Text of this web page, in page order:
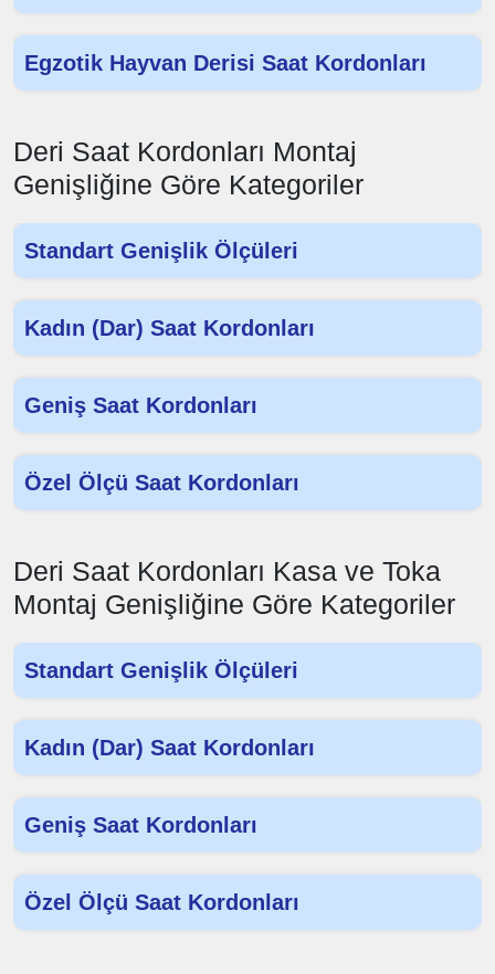
Egzotik Hayvan Derisi Saat Kordonları
Deri Saat Kordonları Montaj
Genişliğine Göre Kategoriler
Standart Genişlik Ölçüleri
Kadın (Dar) Saat Kordonları
Geniş Saat Kordonları
Özel Ölçü Saat Kordonları
Deri Saat Kordonları Kasa ve Toka
Montaj Genişliğine Göre Kategoriler
Standart Genişlik Ölçüleri
Kadın (Dar) Saat Kordonları
Geniş Saat Kordonları
Özel Ölçü Saat Kordonları